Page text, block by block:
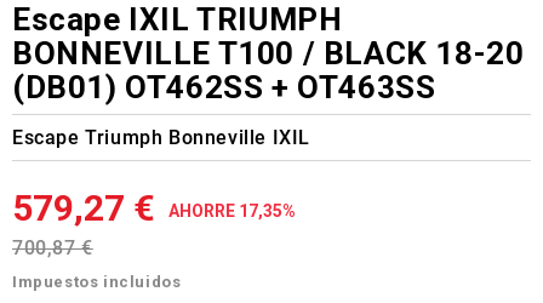
Escape IXIL TRIUMPH
BONNEVILLE T100 / BLACK 18-20
(DB01) OT462SS + OT463SS
Escape Triumph Bonneville IXIL
579,27 € AHORRE 17,35%
700,87 €
Impuestos incluidos